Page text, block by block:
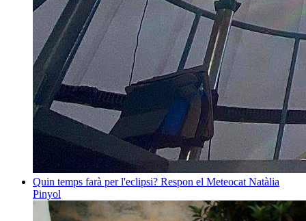
Quin temps farà per l'eclipsi? Respon el Meteocat Natàlia
Pinyol